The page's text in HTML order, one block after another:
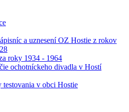
a uznesení OZ Hostie z rokov
roky 1934 - 1964
ochotníckeho divadla v Hostí
testovania v obci Hostie